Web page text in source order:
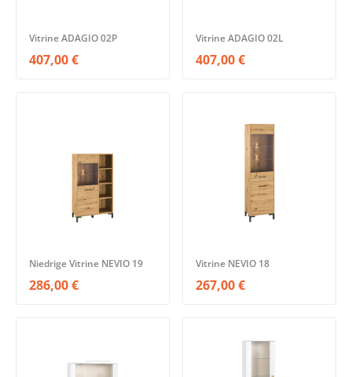
Vitrine ADAGIO 02P
407,00 €
Vitrine ADAGIO 02L
407,00 €
Niedrige Vitrine NEVIO 19
286,00 €
Vitrine NEVIO 18
267,00 €